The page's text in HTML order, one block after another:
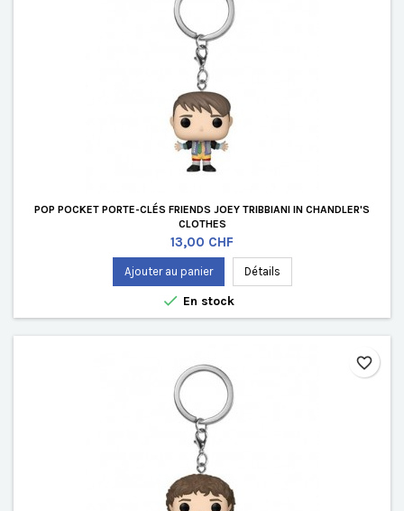
POP POCKET PORTE-CLÉS FRIENDS JOEY TRIBBIANI IN CHANDLER'S
CLOTHES
Prix
13,00 CHF
Ajouter au panier Détails
 En stock
favorite_border